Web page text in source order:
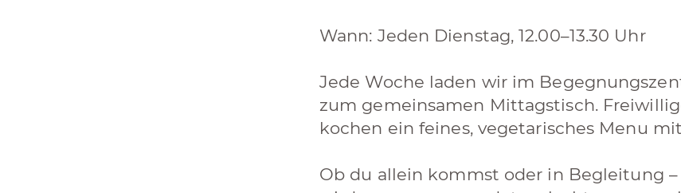
Wann:​ Jeden Dienstag, 12.00–13.30 Uhr
Jede Woche laden wir im
zum gemeinsamen Mittagstisch.
kochen ein feines, vegetarisches Menu
Ob du allein kommst oder in Begleitung –